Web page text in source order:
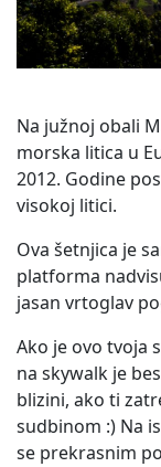
Na južnoj obali
morska litica u
2012. Godine
visokoj litici.
Ova šetnjica je
platforma
jasan vrtoglav
Ako je ovo tvoja
na skywalk je
blizini, ako ti
sudbinom :) Na
se prekrasnim